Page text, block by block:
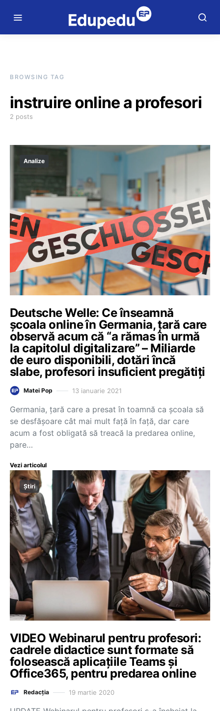
BROWSING TAG
instruire online a profesori
2 posts
Analize
Deutsche Welle: Ce înseamnă
școala online în Germania, țară care
observă acum că “a rămas în urmă
la capitolul digitalizare” – Miliarde
de euro disponibili, dotări încă
slabe, profesori insuficient pregătiți
Matei Pop 13 ianuarie 2021
Germania, țară care a presat în toamnă ca școala să
se desfășoare cât mai mult față în față, dar care
acum a fost obligată să treacă la predarea online,
pare…
Vezi articolul
Știri
VIDEO Webinarul pentru profesori:
cadrele didactice sunt formate să
folosească aplicațiile Teams și
Office365, pentru predarea online
Redacția 19 martie 2020